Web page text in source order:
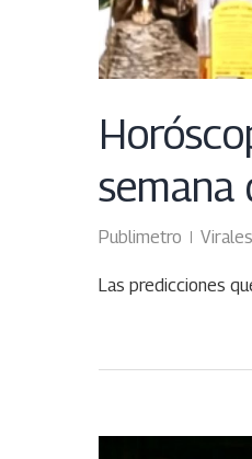
Publimetro Virales
Las predicciones